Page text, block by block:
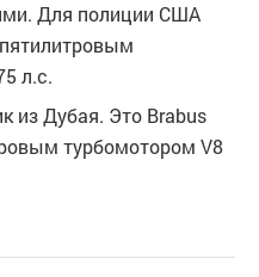
Для полиции США
л.с.
из Дубая. Это Brabus
турбомотором V8